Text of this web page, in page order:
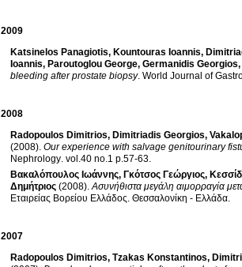
2009
Katsinelos Panagiotis, Kountouras Ioannis,
Ioannis, Paroutoglou George, Germanidis Georgios,
bleeding after prostate biopsy. World Journal of
2008
Radopoulos Dimitrios, Dimitriadis Georgios,
(2008). Our experience with salvage genitourinary
Nephrology. vol.40 no.1 p.57-63.
Βακαλόπουλος Ιωάννης, Γκότσος Γεώργιος,
Δημήτριος (2008).Ασυνήθιστα μεγάλη αιμορραγία
Εταιρείας Βορείου Ελλάδος. Θεσσαλονίκη - Ελλάδα.
2007
Radopoulos Dimitrios, Tzakas Konstantinos,